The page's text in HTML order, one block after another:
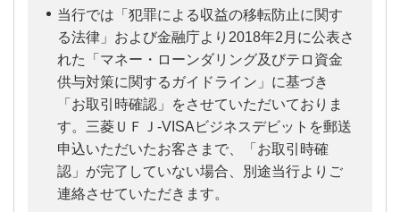
当行では「犯罪による収益の移転防止に関す
る法律」および金融庁より2018年2月に公表さ
れた「マネー・ローンダリング及びテロ資金
供与対策に関するガイドライン」に基づき
「お取引時確認」をさせていただいておりま
す。三菱ＵＦＪ-VISAビジネスデビットを郵送
申込いただいたお客さまで、「お取引時確
認」が完了していない場合、別途当行よりご
連絡させていただきます。